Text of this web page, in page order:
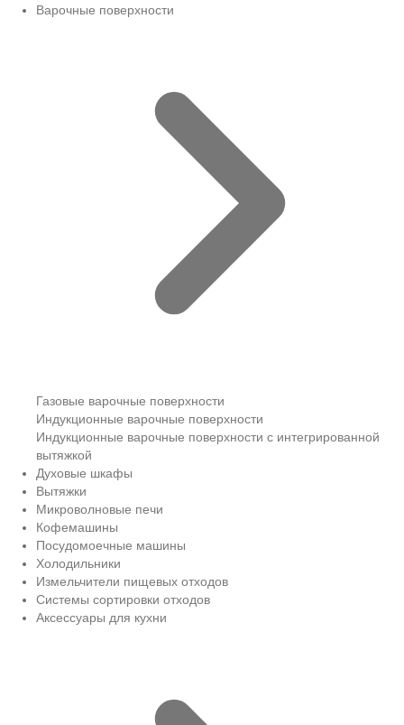
Варочные поверхности
Газовые варочные поверхности
Индукционные варочные поверхности
Индукционные варочные поверхности с интегрированной
вытяжкой
Духовые шкафы
Вытяжки
Микроволновые печи
Кофемашины
Посудомоечные машины
Холодильники
Измельчители пищевых отходов
Системы сортировки отходов
Аксессуары для кухни